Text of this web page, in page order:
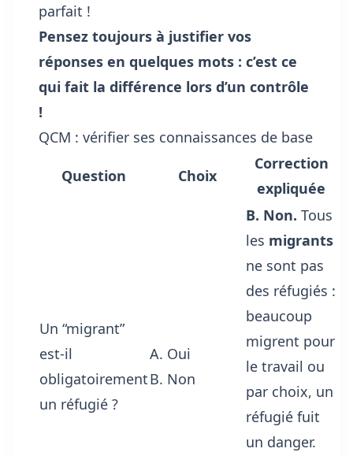
parfait !
Pensez toujours à justifier vos
réponses en quelques mots : c’est ce
qui fait la différence lors d’un contrôle
!
QCM : vérifier ses connaissances de base
Question Choix
Correction
expliquée
Un “migrant”
est-il
obligatoirement
un réfugié ?
A. Oui
B. Non
B. Non. Tous
les migrants
ne sont pas
des réfugiés :
beaucoup
migrent pour
le travail ou
par choix, un
réfugié fuit
un danger.